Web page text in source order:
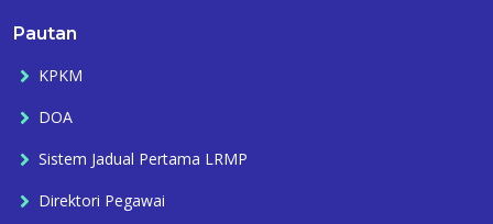
Pautan
KPKM
DOA
Sistem Jadual Pertama LRMP
Direktori Pegawai